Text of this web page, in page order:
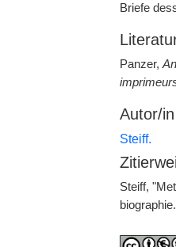
Briefe
Panzer,
Autor/in
Steiff.
Steiff,